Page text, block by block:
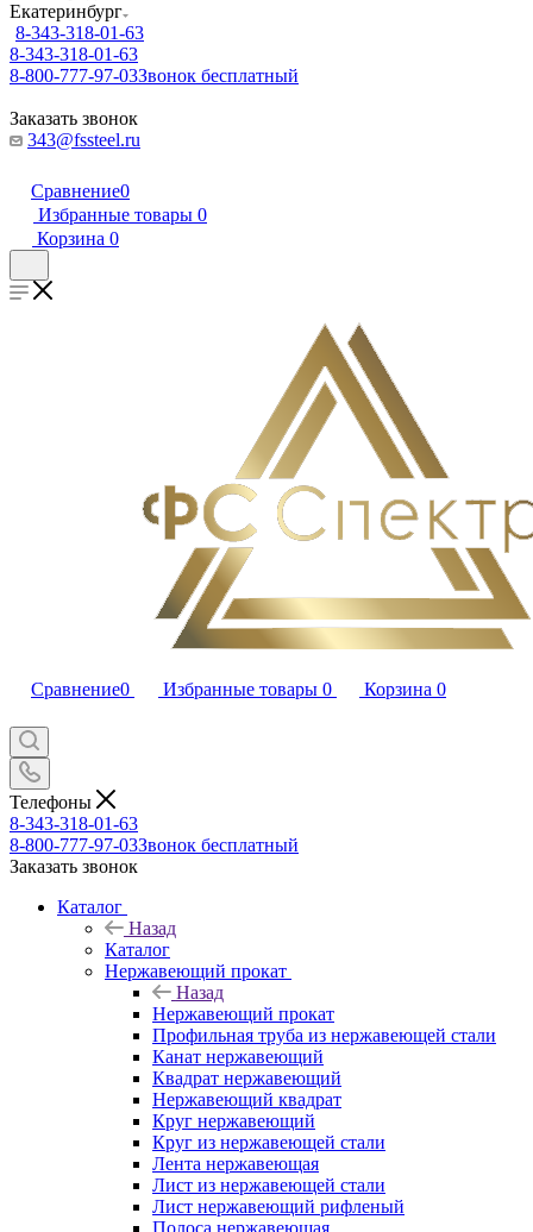
Екатеринбург
8-343-318-01-63
8-343-318-01-63
8-800-777-97-03Звонок бесплатный
Заказать звонок
343@fssteel.ru
Сравнение0
Избранные товары 0
Корзина 0
Сравнение0 Избранные товары 0 Корзина 0
Телефоны
8-343-318-01-63
8-800-777-97-03Звонок бесплатный
Заказать звонок
Каталог
Назад
Каталог
Нержавеющий прокат
Назад
Нержавеющий прокат
Профильная труба из нержавеющей стали
Канат нержавеющий
Квадрат нержавеющий
Нержавеющий квадрат
Круг нержавеющий
Круг из нержавеющей стали
Лента нержавеющая
Лист из нержавеющей стали
Лист нержавеющий рифленый
Полоса нержавеющая